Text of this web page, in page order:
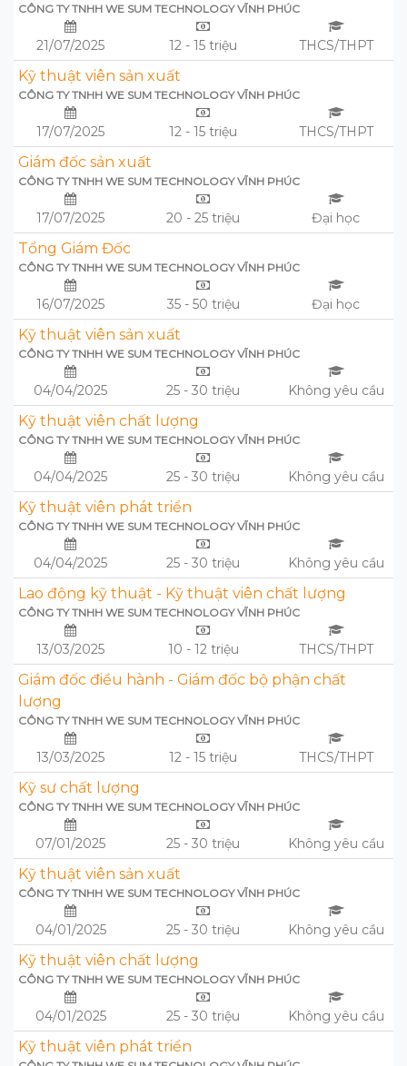
CÔNG TY TNHH WE SUM TECHNOLOGY VĨNH PHÚC
21/07/2025 12 - 15 triệu THCS/THPT
Kỹ thuật viên sản xuất
CÔNG TY TNHH WE SUM TECHNOLOGY VĨNH PHÚC
17/07/2025 12 - 15 triệu THCS/THPT
Giám đốc sản xuất
CÔNG TY TNHH WE SUM TECHNOLOGY VĨNH PHÚC
17/07/2025 20 - 25 triệu Đại học
Tổng Giám Đốc
CÔNG TY TNHH WE SUM TECHNOLOGY VĨNH PHÚC
16/07/2025 35 - 50 triệu Đại học
Kỹ thuật viên sản xuất
CÔNG TY TNHH WE SUM TECHNOLOGY VĨNH PHÚC
04/04/2025 25 - 30 triệu Không yêu cầu
Kỹ thuật viên chất lượng
CÔNG TY TNHH WE SUM TECHNOLOGY VĨNH PHÚC
04/04/2025 25 - 30 triệu Không yêu cầu
Kỹ thuật viên phát triển
CÔNG TY TNHH WE SUM TECHNOLOGY VĨNH PHÚC
04/04/2025 25 - 30 triệu Không yêu cầu
Lao động kỹ thuật - Kỹ thuật viên chất lượng
CÔNG TY TNHH WE SUM TECHNOLOGY VĨNH PHÚC
13/03/2025 10 - 12 triệu THCS/THPT
Giám đốc điều hành - Giám đốc bộ phận chất
lượng
CÔNG TY TNHH WE SUM TECHNOLOGY VĨNH PHÚC
13/03/2025 12 - 15 triệu THCS/THPT
Kỹ sư chất lượng
CÔNG TY TNHH WE SUM TECHNOLOGY VĨNH PHÚC
07/01/2025 25 - 30 triệu Không yêu cầu
Kỹ thuật viên sản xuất
CÔNG TY TNHH WE SUM TECHNOLOGY VĨNH PHÚC
04/01/2025 25 - 30 triệu Không yêu cầu
Kỹ thuật viên chất lượng
CÔNG TY TNHH WE SUM TECHNOLOGY VĨNH PHÚC
04/01/2025 25 - 30 triệu Không yêu cầu
Kỹ thuật viên phát triển